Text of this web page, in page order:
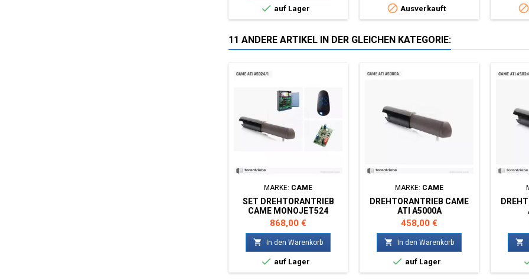
 auf Lager  Ausverkauft 
11 ANDERE ARTIKEL IN DER GLEICHEN KATEGORIE:
MARKE: CAME
SET DREHTORANTRIEB
CAME MONOJET524
Preis
868,00 €
 In den Warenkorb
 auf Lager
MARKE: CAME
DREHTORANTRIEB CAME
ATI A5000A
Preis
458,00 €
 In den Warenkorb
 auf Lager
